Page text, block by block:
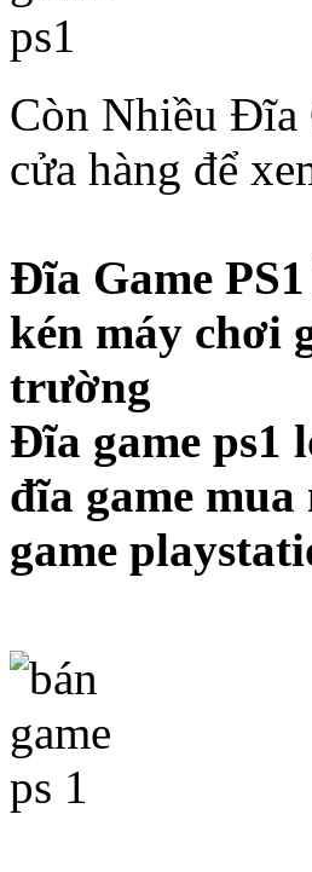
Còn Nhiều Đĩa
cửa hàng để
Đĩa Game
kén máy chơi
trường
Đĩa game ps1
đĩa game
game